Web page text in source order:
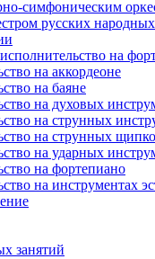
симфоническим
русских
на
на аккордеоне
на баяне
на духовых
на струнных
на струнных
на ударных
на фортепиано
на инструментах
занятий